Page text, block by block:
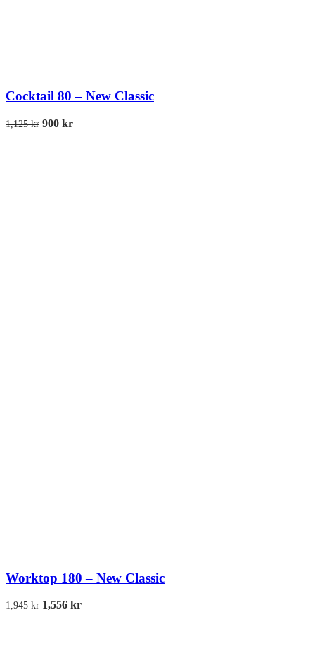
Cocktail 80 – New Classic
1,125kr 900 kr
Worktop 180 – New Classic
1,945kr 1,556 kr